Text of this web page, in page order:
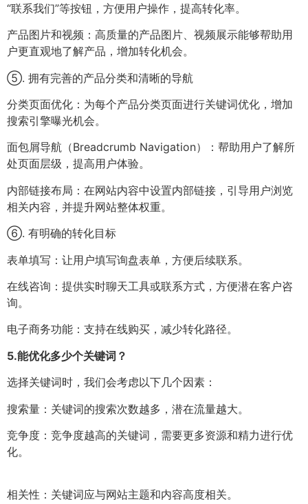
“联系我们”等按钮，方便用户操作，提高转化率。
产品图片和视频：高质量的产品图片、视频展示能够帮助用
户更直观地了解产品，增加转化机会。
⑤. 拥有完善的产品分类和清晰的导航
分类页面优化：为每个产品分类页面进行关键词优化，增加
搜索引擎曝光机会。
面包屑导航（Breadcrumb Navigation）：帮助用户了解所
处页面层级，提高用户体验。
内部链接布局：在网站内容中设置内部链接，引导用户浏览
相关内容，并提升网站整体权重。
⑥. 有明确的转化目标
表单填写：让用户填写询盘表单，方便后续联系。
在线咨询：提供实时聊天工具或联系方式，方便潜在客户咨
询。
电子商务功能：支持在线购买，减少转化路径。
5.能优化多少个关键词？
选择关键词时，我们会考虑以下几个因素：
搜索量：关键词的搜索次数越多，潜在流量越大。
竞争度：竞争度越高的关键词，需要更多资源和精力进行优
化。
相关性：关键词应与网站主题和内容高度相关。